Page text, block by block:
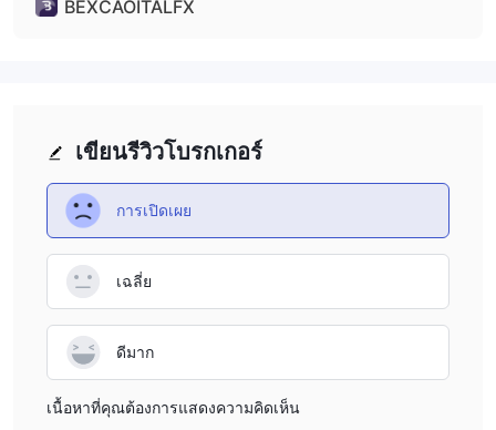
BEXCAOITALFX
เขียนรีวิวโบรกเกอร์
การเปิดเผย
เฉลี่ย
ดีมาก
เนื้อหาที่คุณต้องการแสดงความคิดเห็น